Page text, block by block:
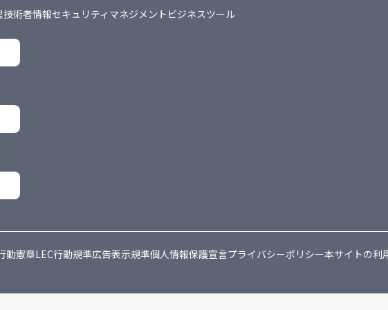
技術者情報セキュリティマネジメント ビジネスツール
動憲章LEC行動規準広告表示規準個人情報保護宣言プライバシーポリシー本サイトの利